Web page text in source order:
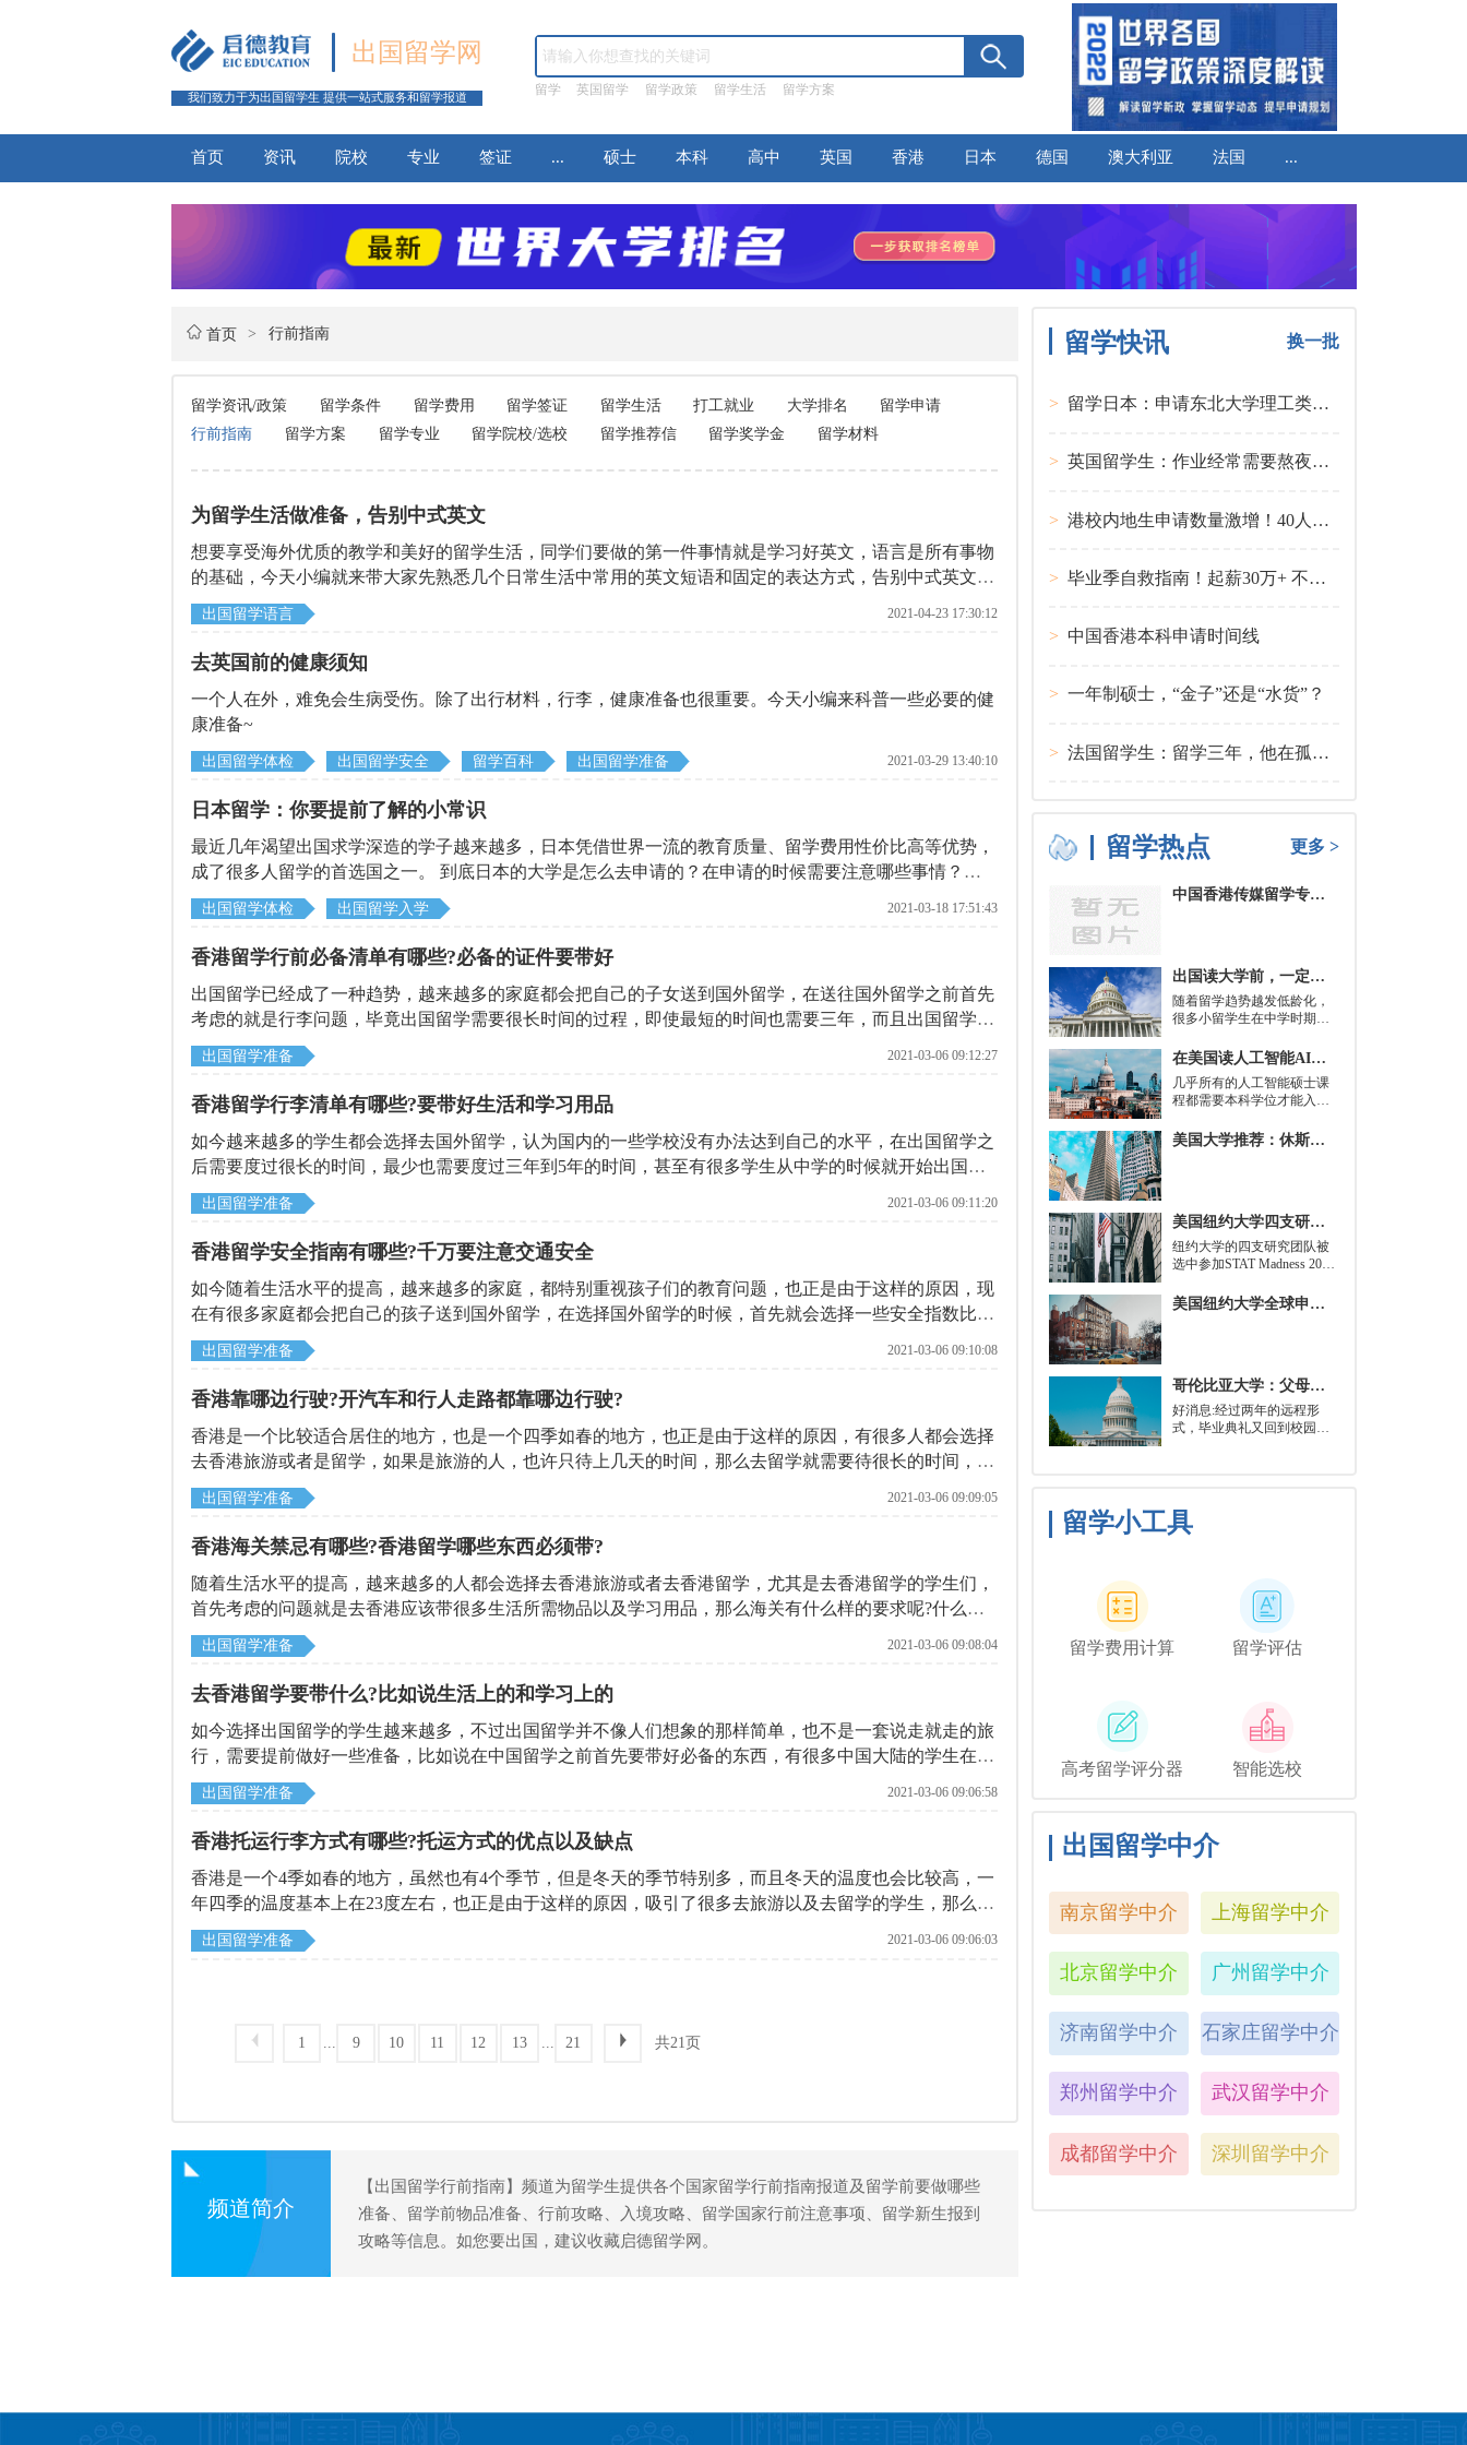
出国留学网
我们致力于为出国留学生 提供一站式服务和留学报道 留学 英国留学 留学政策 留学生活 留学方案
首页 资讯 院校 专业 签证 ... 硕士 本科 高中 英国 香港 日本 德国 澳大利亚 法国 ...
首页 > 行前指南
留学资讯/政策 留学条件 留学费用 留学签证 留学生活 打工就业 大学排名
留学申请
行前指南
留学方案 留学专业 留学院校/选校 留学推荐信 留学奖学金 留学材料
为留学生活做准备，告别中式英文
想要享受海外优质的教学和美好的留学生活，同学们要做的第一件事情就是学习好英文，语言是所有事物
的基础，今天小编就来带大家先熟悉几个日常生活中常用的英文短语和固定的表达方式，告别中式英文，
开始纯正的英文之旅吧。
出国留学语言 2021-04-23 17:30:12
去英国前的健康须知
​一个人在外，难免会生病受伤。除了出行材料，行李，健康准备也很重要。今天小编来科普一些必要的健
康准备~
出国留学体检 出国留学安全 留学百科 出国留学准备 2021-03-29 13:40:10
日本留学：你要提前了解的小常识
最近几年渴望出国求学深造的学子越来越多，日本凭借世界一流的教育质量、留学费用性价比高等优势，
成了很多人留学的首选国之一。 到底日本的大学是怎么去申请的？在申请的时候需要注意哪些事情？下
面小启就把这些申请中要注意的事项都给大家一一列出来，就来看看这些内容吧。
出国留学体检 出国留学入学 2021-03-18 17:51:43
香港留学行前必备清单有哪些?必备的证件要带好
出国留学已经成了一种趋势，越来越多的家庭都会把自己的子女送到国外留学，在送往国外留学之前首先
考虑的就是行李问题，毕竟出国留学需要很长时间的过程，即使最短的时间也需要三年，而且出国留学就
等于是独立的开始，因此自己的子女在出国留学之前首先父母就会考虑到该给子女带什么样的行李，比如
说去香港离世之前需要带什么样的生活用品，需要带什么样的学习用品，是众多家长都比较困惑的问题，
下面就由北京启德留学机构给大家分析一下。
出国留学准备 2021-03-06 09:12:27
香港留学行李清单有哪些?要带好生活和学习用品
如今越来越多的学生都会选择去国外留学，认为国内的一些学校没有办法达到自己的水平，在出国留学之
后需要度过很长的时间，最少也需要度过三年到5年的时间，甚至有很多学生从中学的时候就开始出国留
学，大概需要度过10多年的时间，因此在中国留学之前，首先就要带好自己的行李。比如说如果选择去香
港留学，那么去香港留学之前需要带好什么样的心理，那下面就有北京启德留学机构给大家分析一下，希
望可以帮助到这些学生。
出国留学准备 2021-03-06 09:11:20
香港留学安全指南有哪些?千万要注意交通安全
如今随着生活水平的提高，越来越多的家庭，都特别重视孩子们的教育问题，也正是由于这样的原因，现
在有很多家庭都会把自己的孩子送到国外留学，在选择国外留学的时候，首先就会选择一些安全指数比较
高的国家，毕竟在孩子的父母内心当中，又想让孩子接受很好的教育，又想让孩子特别安全，在这个时候
不得不提的就是香港，香港是一个发展比较稳定的地方，也是一个安全性极高的地方，那么去香港留学之
前，首先就要了解香港的交通安全以及生活上的安全，下面就由北京启德留学机构针对这个问题给大家做
出讲解。
出国留学准备 2021-03-06 09:10:08
香港靠哪边行驶?开汽车和行人走路都靠哪边行驶?
香港是一个比较适合居住的地方，也是一个四季如春的地方，也正是由于这样的原因，有很多人都会选择
去香港旅游或者是留学，如果是旅游的人，也许只待上几天的时间，那么去留学就需要待很长的时间，因
此这些学生去香港之前，首先就要了解香港的交通安全问题，只有了解了这些交通问题，才会让自己变得
更加安全，也会懂得一些交通规则。下面就由北京启德留学机构，针对这个问题来给大家做出详细的讲
解，比如说香港靠哪边行驶等等。
出国留学准备 2021-03-06 09:09:05
香港海关禁忌有哪些?香港留学哪些东西必须带?
随着生活水平的提高，越来越多的人都会选择去香港旅游或者去香港留学，尤其是去香港留学的学生们，
首先考虑的问题就是去香港应该带很多生活所需物品以及学习用品，那么海关有什么样的要求呢?什么样
的东西是必备的，什么样的东西不能带进海关，这是很多学生都感到困惑的问题，下面就由北京启德留学
机构针对这样的问题一一作出详细的介绍，希望可以帮助到这些学生。
出国留学准备 2021-03-06 09:08:04
去香港留学要带什么?比如说生活上的和学习上的
如今选择出国留学的学生越来越多，不过出国留学并不像人们想象的那样简单，也不是一套说走就走的旅
行，需要提前做好一些准备，比如说在中国留学之前首先要带好必备的东西，有很多中国大陆的学生在选
择留学的时候，首先选择的就是香港，因为香港离中国大陆比较近，回家比较方便，其次就是香港也是一
个注重教育的地方，有很多知名大学在国际上都是比较有名气的，那么去香港留学之前首先要准备带什么
呢下面就由北京启德留学机构给大家讲解一下。
出国留学准备 2021-03-06 09:06:58
香港托运行李方式有哪些?托运方式的优点以及缺点
香港是一个4季如春的地方，虽然也有4个季节，但是冬天的季节特别多，而且冬天的温度也会比较高，一
年四季的温度基本上在23度左右，也正是由于这样的原因，吸引了很多去旅游以及去留学的学生，那么去
香港留学之前首先就要带很多行李，毕竟去留学需要度过很长时间，必须要带好自己的生活用品以及学习
用品和一些必备的证件，那么路途遥远，有很多人都在担心，去香港有哪些托运方式，下面就有北京启德
出国留学准备 2021-03-06 09:06:03
1 9 10 11 12 13 21 共21页
频道简介
【出国留学行前指南】频道为留学生提供各个国家留学行前指南报道及留学前要做哪些
准备、留学前物品准备、行前攻略、入境攻略、留学国家行前注意事项、留学新生报到
攻略等信息。如您要出国，建议收藏启德留学网。
留学快讯 换一批
> 留学日本：申请东北大学理工类硕士课程大多要求先获得教授内诺
> 英国留学生：作业经常需要熬夜完成
> 港校内地生申请数量激增！40人抢1学位？
> 毕业季自救指南！起薪30万+ 不愧是00后都偏爱的留学国家TOP1
> 中国香港本科申请时间线
> 一年制硕士，“金子”还是“水货”？
> 法国留学生：留学三年，他在孤独中找到内心的力量
留学热点 更多 >
中国香港传媒留学专业分类及申请要求
出国读大学前，一定要培养的基本生活技能有哪些？
随着留学趋势越发低龄化，
很多小留学生在中学时期就
其实都是为了大学生活做准
在美国读人工智能AI硕士入学条件及大学推荐
几乎所有的人工智能硕士课
程都需要本科学位才能入
需要特定领域的本科学位。
下，你只需要一个理论基础
就可以开始就读这类项目：
即先参加几门先修课程，通
常包括程序语言，如
Python、微积分和计算机科
学相关课程。
美国大学推荐：休斯顿的大学
美国纽约大学四支研究团队被选中参加STAT Madness 2022竞赛
​纽约大学的四支研究团队被
选中参加STAT Madness 2022
三月疯狂启发的健康和科学
领域最佳创新线上锦标赛。
美国纽约大学全球申请群体规模不断扩大
哥伦比亚大学：父母参加毕业典礼可以做什么？
好消息:经过两年的远程形
式，毕业典礼又回到校园了!
旅行，或者如果你想和你的
朋友们共度时光，也许你可
留学小工具
留学费用计算 留学评估
高考留学评分器 智能选校
出国留学中介
南京留学中介 上海留学中介
北京留学中介 广州留学中介
济南留学中介 石家庄留学中介
郑州留学中介 武汉留学中介
成都留学中介 深圳留学中介